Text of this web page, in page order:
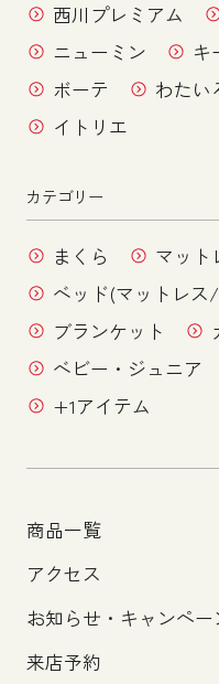
西川プレミアム
ニューミン
キ
ボーテ
わたい
イトリエ
カテゴリー
まくら
マット
ベッド(マットレス
ブランケット
ベビー・ジュニア
+1アイテム
商品一覧
アクセス
お知らせ・キャンペー
来店予約